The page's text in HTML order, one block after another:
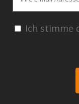
Ich stimme